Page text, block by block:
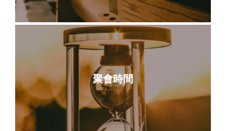
聚會時間